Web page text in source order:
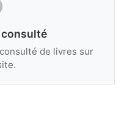
de livres sur